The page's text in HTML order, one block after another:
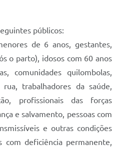
públicos:
de 6 anos, gestantes,
o parto), idosos com 60 anos
comunidades quilombolas,
trabalhadores da saúde,
profissionais das forças
e salvamento, pessoas com
e outras condições
com deficiência permanente,